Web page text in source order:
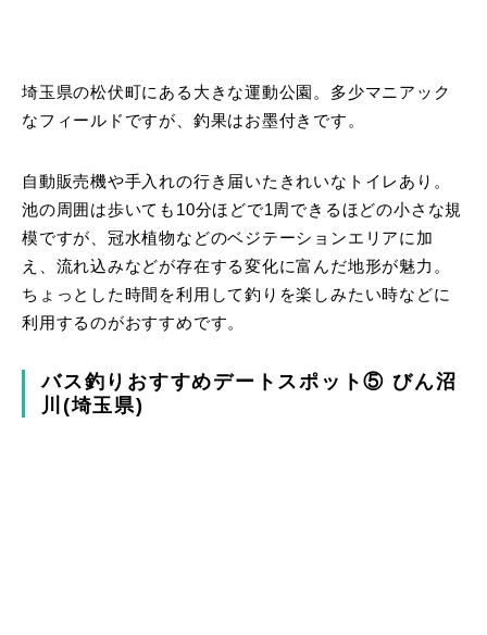
埼玉県の松伏町にある大きな運動公園。多少マニアック
なフィールドですが、釣果はお墨付きです。
自動販売機や手入れの行き届いたきれいなトイレあり。
池の周囲は歩いても10分ほどで1周できるほどの小さな規
模ですが、冠水植物などのベジテーションエリアに加
え、流れ込みなどが存在する変化に富んだ地形が魅力。
ちょっとした時間を利用して釣りを楽しみたい時などに
利用するのがおすすめです。
バス釣りおすすめデートスポット⑤ びん沼
川(埼玉県)